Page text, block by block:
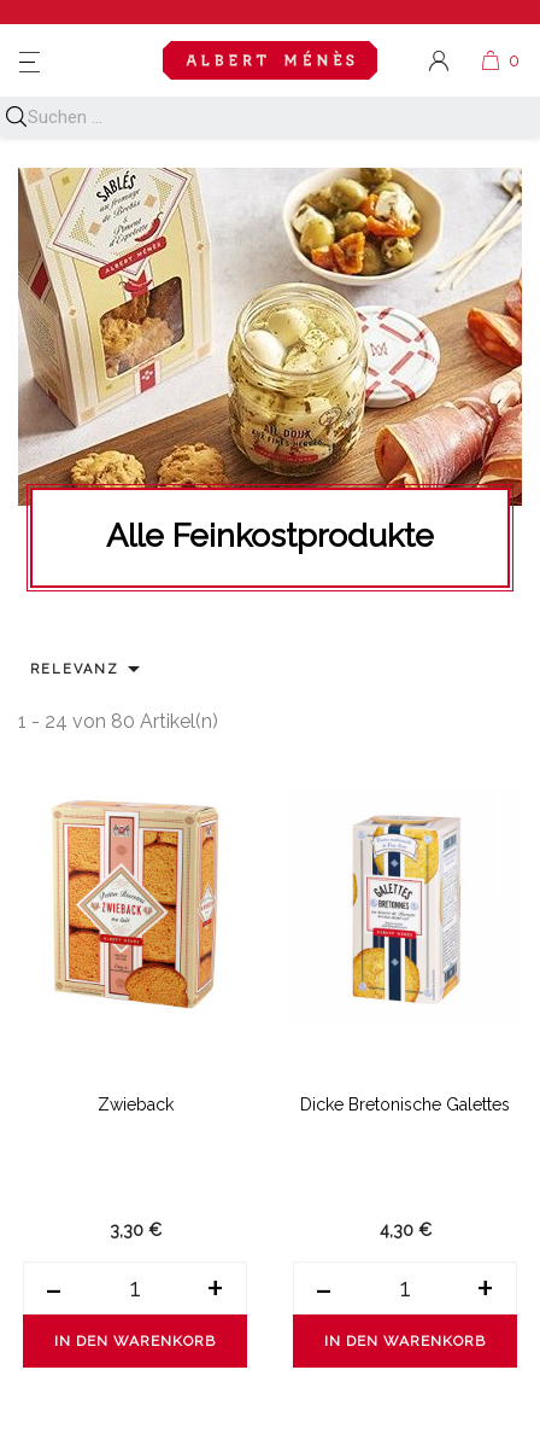
MENU
Alle Feinkostprodukte
RELEVANZ 
1 - 24 von 80 Artikel(n)
Zwieback
3,30 €
- +
IN DEN WARENKORB
Dicke Bretonische Galettes
4,30 €
- +
IN DEN WARENKORB